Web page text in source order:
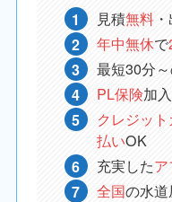
見積無料
年中無休で
最短30分
PL保険加
クレジッ
払いOK
充実した
全国の水